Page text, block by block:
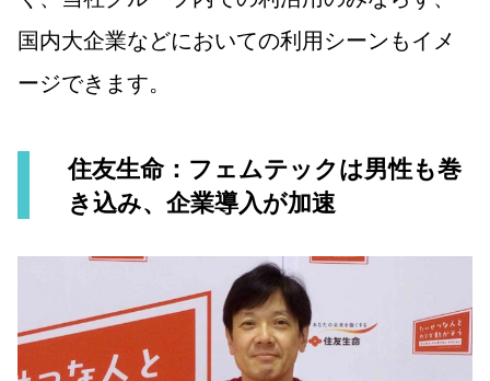
国内大企業などにおいての利用シーンもイメ
ージできます。
住友生命：フェムテックは男性も巻
き込み、企業導入が加速